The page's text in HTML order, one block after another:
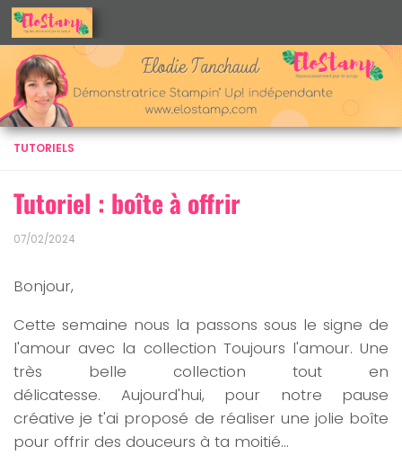
Skip to content
TUTORIELS
Tutoriel : boîte à offrir
07/02/2024
Bonjour,
Cette semaine nous la passons sous le signe de
l'amour avec la collection Toujours l'amour. Une
très belle collection tout en
délicatesse. Aujourd'hui, pour notre pause
créative je t'ai proposé de réaliser une jolie boîte
pour offrir des douceurs à ta moitié…